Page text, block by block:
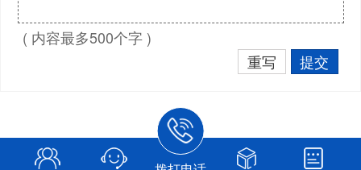
( 内容最多500个字 )
重写
提交